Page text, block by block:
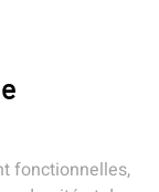
fonctionnelles,